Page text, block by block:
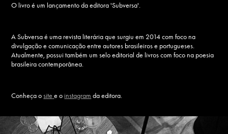
O livro é um lançamento da editora 'Subversa'.
A Subversa é uma revista literária que surgiu em 2014 com foco na
divulgação e comunicação entre autores brasileiros e portugueses.
Atualmente, possui também um selo editorial de livros com foco na poesia
brasileira contemporânea.
Conheça osite e o instagram da editora.